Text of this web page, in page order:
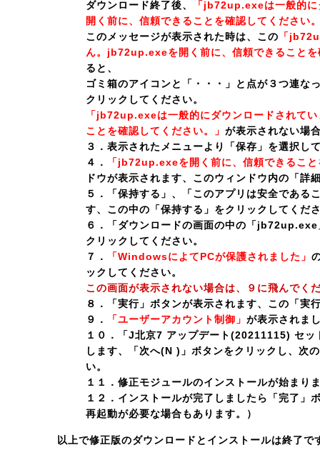
ダウンロード終了後、
「jb72up.exeは一般的
開く前に、信頼できることを確認してください
このメッセージが表示された時は、この 「
ん。jb72up.exeを開く前に、信頼できることを
ると、
ゴミ箱のアイコンと「・・・」と点が３つ連な
クリックしてください。
「jb72up.exeは一般的にダウンロードされて
ことを確認してください。」 が表示されない場
３．表示されたメニューより「保存」を選択し
４．
「jb72up.exeを開く前に、信頼できるこ
ドウが表示されます、このウィンドウ内の「詳
５．「保持する」、「このアプリは安全である
す、この中の「保持する」をクリックしてくだ
６．「ダウンロードの画面の中の「
クリックしてください。
７．
「WindowsによてPCが保護されました」
ックしてください。
この画面が表示されない場合は、９に飛んでく
８．「実行」ボタンが表示されます、この「実
９．
「ユーザーアカウント制御」 が表示されま
１０．「J北京7 アップデート(20211115) セッ
します、「次へ(N )」ボタンをクリックし、次
い。
１１．修正モジュールのインストールが始まり
１２．インストールが完了しましたら「完了
再起動が必要な場合もあります。）
以上で修正版のダウンロードとインストールは終了で